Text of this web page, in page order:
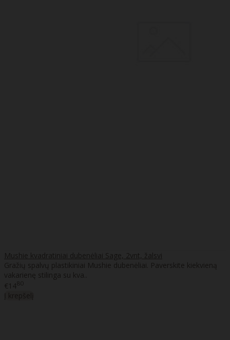
Mushie kvadratiniai dubenėliai Sage, 2vnt, žalsvi
Gražių spalvų plastikiniai Mushie dubenėliai. Paverskite kiekvieną
vakarienę stilinga su kva..
€1480